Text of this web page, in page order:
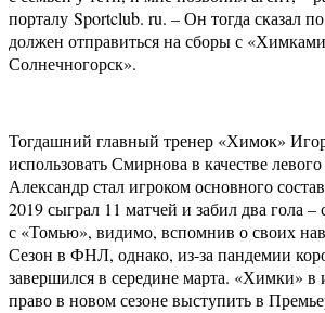
порталу Sportclub. ru. – Он тогда сказал
должен отправиться на сборы с
Солнечногорск».
Тогдашний главный тренер «Химок»
использовать Смирнова в качестве
Александр стал игроком основного
2019 сыграл 11 матчей и забил два гола –
с «Томью», видимо, вспомнив о своих
Сезон в ФНЛ, однако, из-за пандемии
завершился в середине марта. «Химки» в
право в новом сезоне выступить в